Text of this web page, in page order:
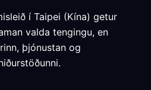
í Taipei (Kína) getur
valda tengingu, en
þjónustan og